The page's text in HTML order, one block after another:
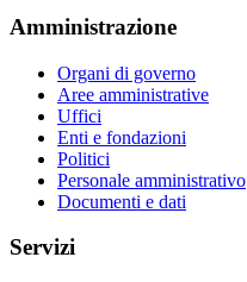
Amministrazione
Organi di governo
Aree amministrative
Uffici
Enti e fondazioni
Politici
Personale amministrativo
Documenti e dati
Servizi